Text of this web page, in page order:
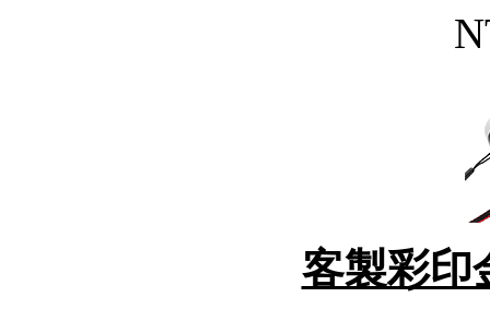
客製彩印